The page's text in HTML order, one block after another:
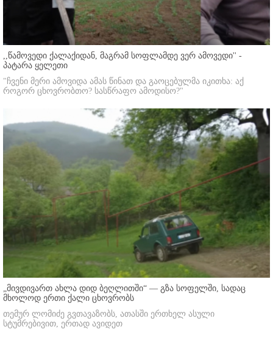
,,წამოვედი ქალაქიდან, მაგრამ სოფლამდე ვერ ამოვედი'' -
პატარა ყელეთი
"ჩვენი მერი ამოვიდა ამას წინათ და გაოცებულმა იკითხა: აქ
როგორ ცხოვრობთო? სასწრაფო ამოდისო?"
„მივდივართ ახლა დიდ ბეღლითში“ — გზა სოფელში, სადაც
მხოლოდ ერთი ქალი ცხოვრობს
თემურ ლომიძე გვთავაზობს, ათასში ერთხელ ასული
სტუმრებივით, ერთად ავიდეთ